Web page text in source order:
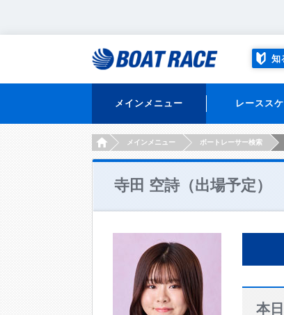
知
メインメニュー レースス
HOMEメインメニュー ボートレーサー検索
寺田 空詩（出場予定）
本